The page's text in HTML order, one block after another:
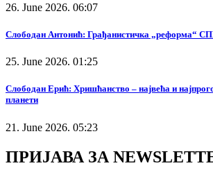
26. June 2026. 06:07
Слободан Антонић: Грађанистичка „реформа“
25. June 2026. 01:25
Слободан Ерић: Хришћанство – највећа и
планети
21. June 2026. 05:23
ПРИЈАВА ЗА